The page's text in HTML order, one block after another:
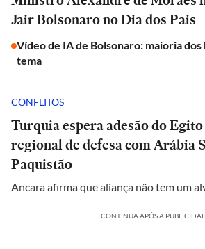
Jair Bolsonaro no Dia dos Pais
Vídeo de IA de Bolsonaro: maioria
tema
CONFLITOS
Turquia espera adesão do
regional de defesa com Arábia
Paquistão
Ancara afirma que aliança não tem um
CONTINUA APÓS A